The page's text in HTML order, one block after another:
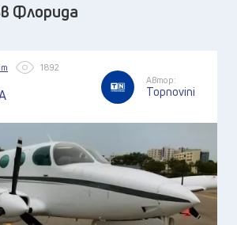
Флорида
1892
Автор:
Topnovini